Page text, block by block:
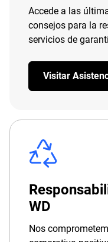
Accede a las
consejos para la
servicios de
Visitar
WD
Nos